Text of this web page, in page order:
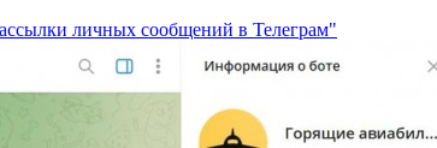
личных сообщений в Телеграм"